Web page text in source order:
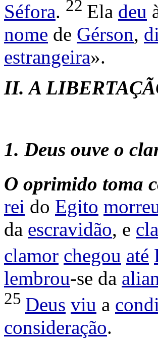
Séfora. 22 Ela deu
nome de Gérson,
estrangeira».
II. A
1. Deus ouve o
O oprimido toma
rei do Egito
da escravidão, e
clamor chegou até
lembrou-se da
25 Deus viu a
consideração.